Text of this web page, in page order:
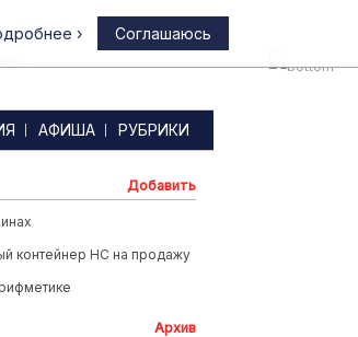
АФИША РУБРИКИ
Добавить
контейнер HC на продажу
Архив
› Соглашаюсь